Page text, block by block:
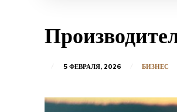
5 ФЕВРАЛЯ, 2026 БИЗНЕС